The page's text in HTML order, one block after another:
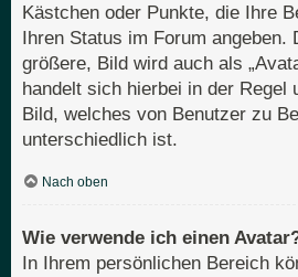
Kästchen oder Punkte, die Ihre
Ihren Status im Forum angeben.
größere, Bild wird auch als
handelt sich hierbei in der Regel
Bild, welches von Benutzer zu
unterschiedlich ist.
Nach oben
Wie verwende ich einen
In Ihrem persönlichen Bereich